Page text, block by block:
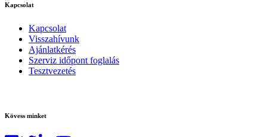
Kapcsolat
Kapcsolat
Visszahívunk
Ajánlatkérés
Szerviz időpont foglalás
Tesztvezetés
Kövess minket